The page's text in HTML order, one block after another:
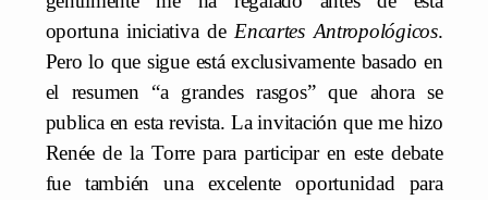
oportuna iniciativa de Encartes Antropológicos.
Pero lo que sigue está exclusivamente basado en
el resumen “a grandes rasgos” que ahora se
publica en esta revista. La invitación que me hizo
Renée de la Torre para participar en este debate
fue también una excelente oportunidad para